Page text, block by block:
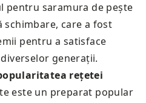
pentru saramura de pește
care a fost
pentru a satisface
generații.
rețetei
este un preparat popular